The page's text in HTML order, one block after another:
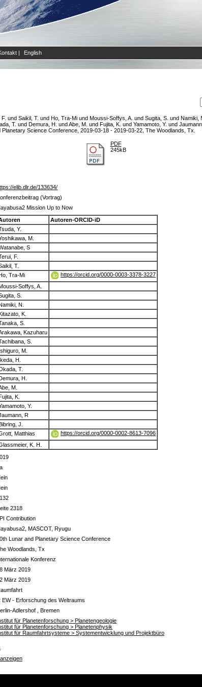
| English
und Saikil, T. und Ho, Tra-Mi und Moussi-Soffys, A. und Sugita, S. und Namiki,
T. und Demura, H. undAbe, M. und Fujita, K. und Yamamoto, Y. und
Planetary Science Conference, 2019-03-18 - 2019-03-22, The Woodlands, Tx.
PDF
245kB
elib.dlr.de/133634/
(Vortrag)
Mission Up to Now
Autoren-ORCID-iD
Y.
M.
S
F.
T.
Tra-Mi
https://orcid.org/0000-0003-3378-3227
Soffys, A.
S.
N.
K.
S.
Kazuharu
S.
M.
H.
T.
H.
M.
K.
Y.
R
J.
Matthias
https://orcid.org/0000-0002-8613-7096
K. H.
2318
Contribution
MASCOT, Ryugu
Lunar and Planetary Science Conference
Woodlands, Tx
Konferenz
März 2019
März 2019
EW - Erforschung des Weltraums
Adlershof , Bremen
für Planetenforschung > Planetengeologie
für Planetenforschung > Planetenphysik
für Raumfahrtsysteme > Systementwicklung und Projektbüro